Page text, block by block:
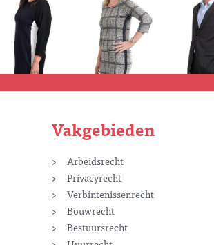
Vakgebieden
Arbeidsrecht
Privacyrecht
Verbintenissenrecht
Bouwrecht
Bestuursrecht